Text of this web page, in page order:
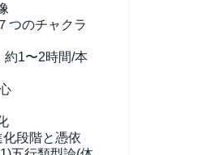
つのチャクラ
約1〜2時間/本
化段階と憑依